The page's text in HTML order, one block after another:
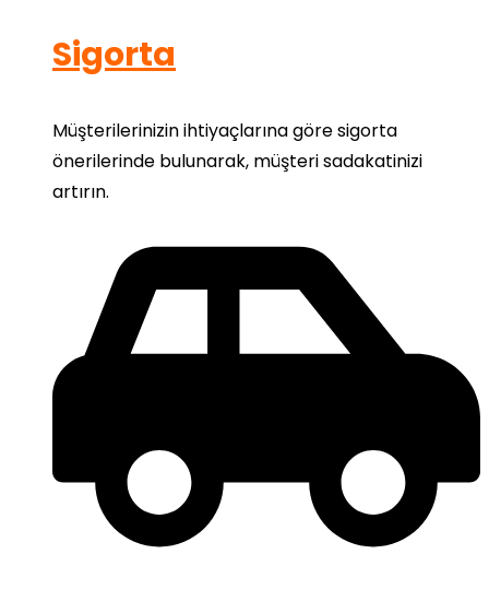
Sigorta
Müşterilerinizin ihtiyaçlarına göre sigorta
önerilerinde bulunarak, müşteri sadakatinizi
artırın.